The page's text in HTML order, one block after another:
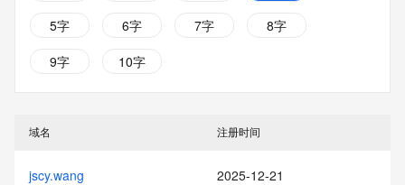
5字
6字 7字
8字
9字
10字
域名 注册时间
jscy.wang 2025-12-21